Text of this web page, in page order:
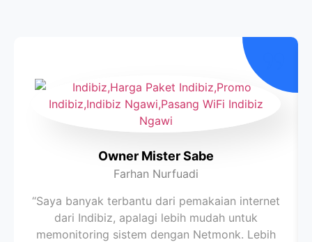
Owner Mister Sabe
Farhan Nurfuadi
“Saya banyak terbantu dari pemakaian internet
dari Indibiz, apalagi lebih mudah untuk
memonitoring sistem dengan Netmonk. Lebih